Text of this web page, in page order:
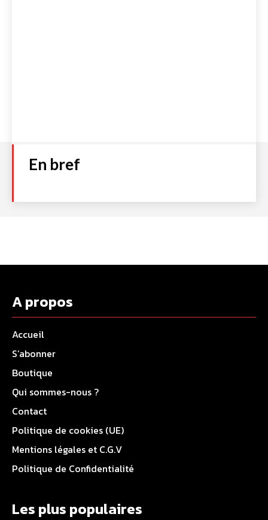
En bref
A propos
Accueil
S’abonner
Boutique
Qui sommes-nous ?
Contact
Politique de cookies (UE)
Mentions légales et C.G.V
Politique de Confidentialité
Les plus populaires